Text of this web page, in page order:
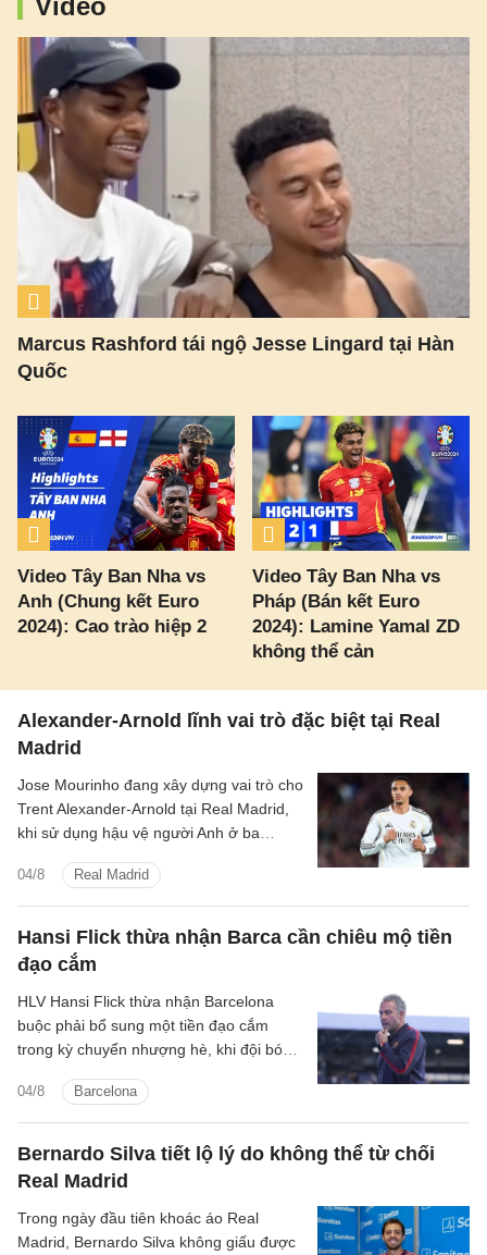
Video
Marcus Rashford tái ngộ Jesse Lingard tại Hàn
Quốc
Video Tây Ban Nha vs
Anh (Chung kết Euro
2024): Cao trào hiệp 2
Video Tây Ban Nha vs
Pháp (Bán kết Euro
2024): Lamine Yamal ZD
không thể cản
Alexander-Arnold lĩnh vai trò đặc biệt tại Real
Madrid
04/8 Real Madrid
Jose Mourinho đang xây dựng vai trò cho
Trent Alexander-Arnold tại Real Madrid,
khi sử dụng hậu vệ người Anh ở ba
Hansi Flick thừa nhận Barca cần chiêu mộ tiền
đạo cắm
04/8 Barcelona
HLV Hansi Flick thừa nhận Barcelona
buộc phải bổ sung một tiền đạo cắm
trong kỳ chuyển nhượng hè, khi đội bóng
Lewandowski.
Bernardo Silva tiết lộ lý do không thể từ chối
Real Madrid
Trong ngày đầu tiên khoác áo Real
Madrid, Bernardo Silva không giấu được